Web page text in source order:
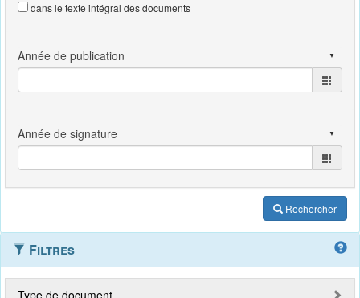
dans le texte intégral des documents
Rechercher
Filtres
Type de document